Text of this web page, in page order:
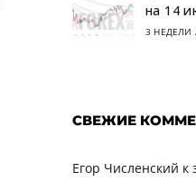
на 14
3 НЕДЕЛИ
СВЕЖИЕ
Егор Численский к